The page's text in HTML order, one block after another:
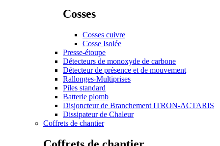
Cosses
Cosses cuivre
Cosse Isolée
Presse-étoupe
Détecteurs de monoxyde de carbone
Détecteur de présence et de mouvement
Rallonges-Multiprises
Piles standard
Batterie plomb
Disjoncteur de Branchement ITRON-ACTARIS
Dissipateur de Chaleur
Coffrets de chantier